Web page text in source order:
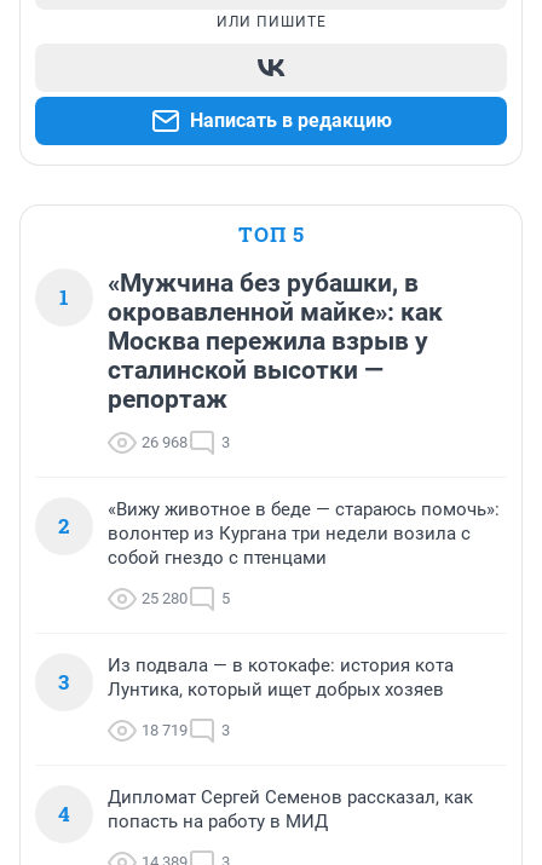
ИЛИ ПИШИТЕ
Написать в редакцию
ТОП 5
1
«Мужчина без рубашки, в
окровавленной майке»: как
Москва пережила взрыв у
сталинской высотки —
репортаж
26 968 3
2
«Вижу животное в беде — стараюсь помочь»:
волонтер из Кургана три недели возила с
собой гнездо с птенцами
25 280 5
3
Из подвала — в котокафе: история кота
Лунтика, который ищет добрых хозяев
18 719 3
4
Дипломат Сергей Семенов рассказал, как
попасть на работу в МИД